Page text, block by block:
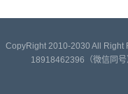
CopyRight 2010-2030 All Right
18918462396（微信同